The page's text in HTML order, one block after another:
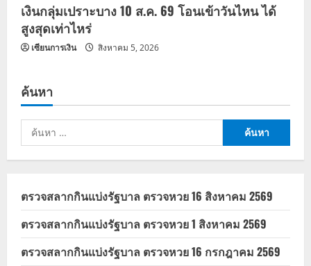
เงินกลุ่มเปราะบาง 10 ส.ค. 69 โอนเข้าวันไหน ได้
สูงสุดเท่าไหร่
เซียนการเงิน สิงหาคม 5, 2026
ค้นหา
ค้นหา
สำหรับ:
ตรวจสลากกินแบ่งรัฐบาล ตรวจหวย 16 สิงหาคม 2569
ตรวจสลากกินแบ่งรัฐบาล ตรวจหวย 1 สิงหาคม 2569
ตรวจสลากกินแบ่งรัฐบาล ตรวจหวย 16 กรกฎาคม 2569